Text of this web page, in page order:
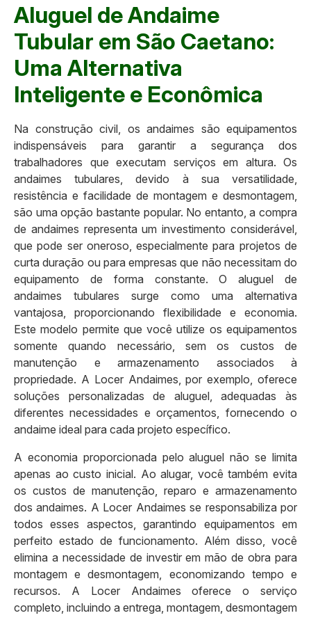
Aluguel de Andaime
Tubular em São Caetano:
Uma Alternativa
Inteligente e Econômica
Na construção civil, os andaimes são equipamentos
indispensáveis para garantir a segurança dos
trabalhadores que executam serviços em altura. Os
andaimes tubulares, devido à sua versatilidade,
resistência e facilidade de montagem e desmontagem,
são uma opção bastante popular. No entanto, a compra
de andaimes representa um investimento considerável,
que pode ser oneroso, especialmente para projetos de
curta duração ou para empresas que não necessitam do
equipamento de forma constante. O aluguel de
andaimes tubulares surge como uma alternativa
vantajosa, proporcionando flexibilidade e economia.
Este modelo permite que você utilize os equipamentos
somente quando necessário, sem os custos de
manutenção e armazenamento associados à
propriedade. A Locer Andaimes, por exemplo, oferece
soluções personalizadas de aluguel, adequadas às
diferentes necessidades e orçamentos, fornecendo o
andaime ideal para cada projeto específico.
A economia proporcionada pelo aluguel não se limita
apenas ao custo inicial. Ao alugar, você também evita
os custos de manutenção, reparo e armazenamento
dos andaimes. A Locer Andaimes se responsabiliza por
todos esses aspectos, garantindo equipamentos em
perfeito estado de funcionamento. Além disso, você
elimina a necessidade de investir em mão de obra para
montagem e desmontagem, economizando tempo e
recursos. A Locer Andaimes oferece o serviço
completo, incluindo a entrega, montagem, desmontagem